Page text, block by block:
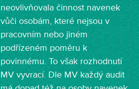
neovlivňovala činnost navenek
vůči osobám, které nejsou v
pracovním nebo jiném
podřízeném poměru k
povinnému. To však rozhodnutí
MV vyvrací. Dle MV každý audit